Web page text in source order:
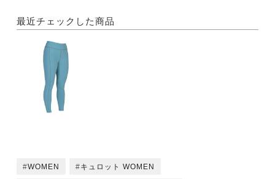
最近チェックした商品
WOMEN キュロット WOMEN